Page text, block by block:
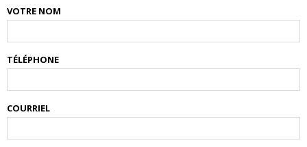
VOTRE NOM
TÉLÉPHONE
COURRIEL